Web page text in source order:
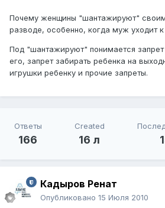
Почему женщины "шантажируют"
разводе, особенно, когда муж уходит
Под "шантажируют" понимается запрет
его, запрет забирать ребенка на
игрушки ребенку и прочие запреты.
Ответы
166
Created
16 л
Кадыров Ренат
Опубликовано 15 Июля 2010